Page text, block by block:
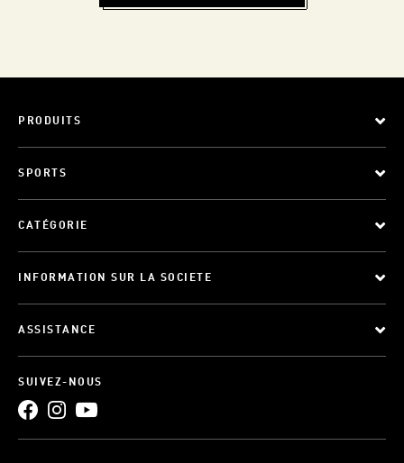
PRODUITS
SPORTS
CATÉGORIE
INFORMATION SUR LA SOCIETE
ASSISTANCE
SUIVEZ-NOUS